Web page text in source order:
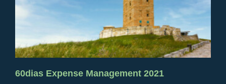
60dias Expense Management 2021